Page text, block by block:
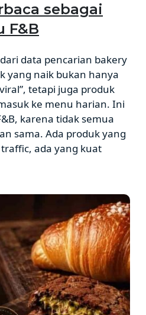
sebagai
F&B
data pencarian bakery
yang naik bukan hanya
tetapi juga produk
ke menu harian. Ini
karena tidak semua
sama. Ada produk yang
ada yang kuat